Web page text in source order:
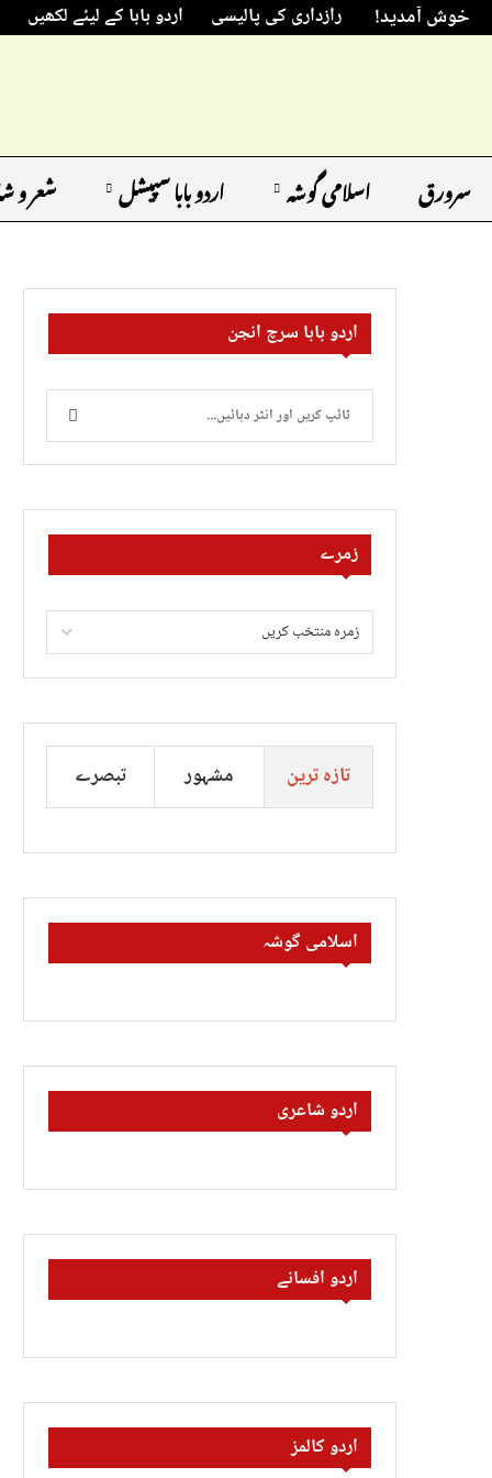
خوش آمدید! رازداری کی پالیسی اردو بابا کے لیئے لکھیں
سرورق اسلامی گوشہ اردو بابا سپیشل شعر و
اردو بابا سرچ انجن
زمرے
تازہ ترین مشہور تبصرے
اسلامی گوشہ
اردو شاعری
اردو افسانے
اردو کالمز